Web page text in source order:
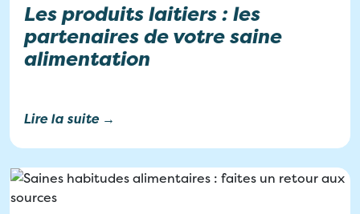
Les produits laitiers : les
partenaires de votre saine
alimentation
Lire la suite →